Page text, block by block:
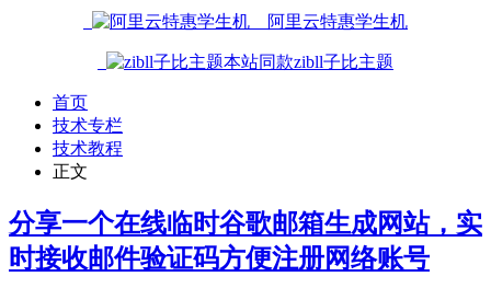
阿里云特惠学生机
本站同款zibll子比主题
首页
技术专栏
技术教程
正文
分享一个在线临时谷歌邮箱生成网站，实
时接收邮件验证码方便注册网络账号